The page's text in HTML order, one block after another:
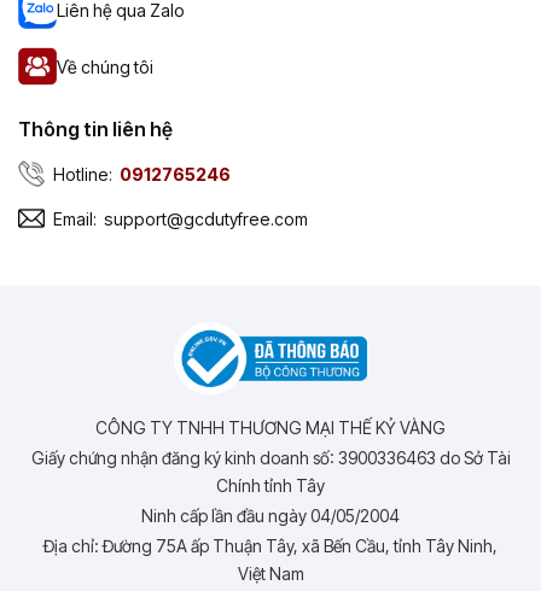
Liên hệ qua Zalo
Về chúng tôi
Thông tin liên hệ
Hotline: 0912765246
Email: support@gcdutyfree.com
CÔNG TY TNHH THƯƠNG MẠI THẾ KỶ VÀNG
Giấy chứng nhận đăng ký kinh doanh số: 3900336463 do Sở Tài
Chính tỉnh Tây
Ninh cấp lần đầu ngày 04/05/2004
Địa chỉ: Đường 75A ấp Thuận Tây, xã Bến Cầu, tỉnh Tây Ninh,
Việt Nam